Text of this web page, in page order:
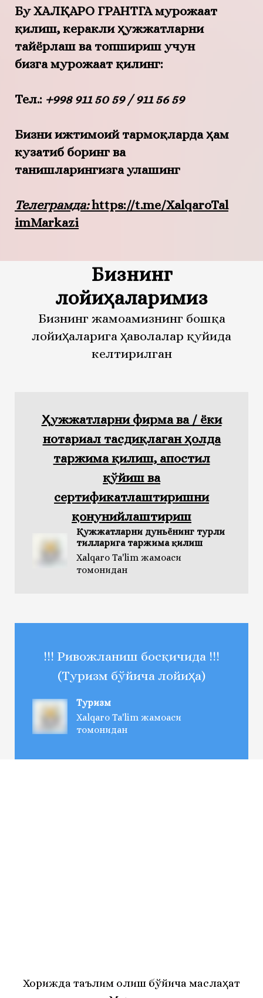
Бу ХАЛҚАРО ГРАНТГА мурожаат
қилиш, керакли ҳужжатларни
тайёрлаш ва топшириш учун
бизга мурожаат қилинг:
Тел.: +998 911 50 59 / 911 56 59
Бизни ижтимоий тармоқларда ҳам
кузатиб боринг ва
танишларингизга улашинг
Телеграмда:https://t.me/XalqaroTal
imMarkazi
Бизнинг
лойиҳаларимиз
Бизнинг жамоамизнинг бошқа
лойиҳаларига ҳаволалар қуйида
келтирилган
Ҳужжатларни фирма ва / ёки
нотариал тасдиқлаган ҳолда
таржима қилиш, апостил
қўйиш ва
сертификатлаштиришни
қонунийлаштириш
Қужжатларни дуньёнинг турли
тилларига таржима қилиш
Xalqaro Ta'lim жамоаси
томонидан
!!! Ривожланиш босқичида !!!
(Туризм бўйича лойиҳа)
Туризм
Xalqaro Ta'lim жамоаси
томонидан
Хорижда таълим олиш бўйича маслаҳат